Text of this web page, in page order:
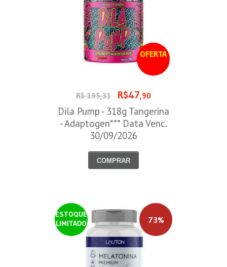
OFERTA
R$ 195,31 R$47,90
Dila Pump - 318g Tangerina
- Adaptogen*** Data Venc.
30/09/2026
COMPRAR
ESTOQUE
LIMITADO
73%